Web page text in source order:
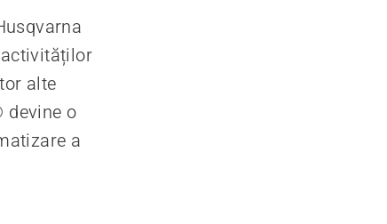
alte
devine o
a